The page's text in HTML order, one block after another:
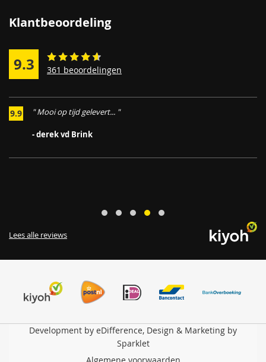
Klantbeoordeling
9.3 361 beoordelingen
9.9 " Mooi op tijd gelevert... "
- derek vd Brink
Lees alle reviews
Development by eDifference, Design & Marketing by
Sparklet